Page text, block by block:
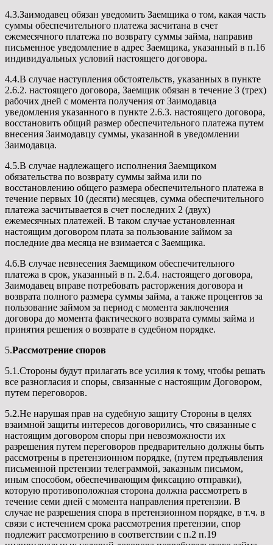
4.3.Заимодавец обязан уведомить Заемщика о том, какая часть
суммы обеспечительного платежа засчитана в счет
ежемесячного платежа по возврату суммы займа, направив
письменное уведомление в адрес Заемщика, указанный в п.16
индивидуальных условий настоящего договора.
4.4.В случае наступления обстоятельств, указанных в пункте
2.6.2. настоящего договора, Заемщик обязан в течение 3 (трех)
рабочих дней с момента получения от Заимодавца
уведомления указанного в пункте 2.6.3. настоящего договора,
восстановить общий размер обеспечительного платежа путем
внесения Заимодавцу суммы, указанной в уведомлении
Заимодавца.
4.5.В случае надлежащего исполнения Заемщиком
обязательства по возврату суммы займа или по
восстановлению общего размера обеспечительного платежа в
течение первых 10 (десяти) месяцев, сумма обеспечительного
платежа засчитывается в счет последних 2 (двух)
ежемесячных платежей. В таком случае установленная
настоящим договором плата за пользование займом за
последние два месяца не взимается с Заемщика.
4.6.В случае невнесения Заемщиком обеспечительного
платежа в срок, указанный в п. 2.6.4. настоящего договора,
Заимодавец вправе потребовать расторжения договора и
возврата полного размера суммы займа, а также процентов за
пользование займом за период с момента заключения
договора до момента фактического возврата суммы займа и
принятия решения о возврате в судебном порядке.
5.Рассмотрение споров
5.1.Стороны будут прилагать все усилия к тому, чтобы решать
все разногласия и споры, связанные с настоящим Договором,
путем переговоров.
5.2.Не нарушая прав на судебную защиту Стороны в целях
взаимной защиты интересов договорились, что связанные с
настоящим договором споры при невозможности их
разрешения путем переговоров предварительно должны быть
рассмотрены в претензионном порядке, (путем предъявления
письменной претензии телеграммой, заказным письмом,
иным способом, обеспечивающим фиксацию отправки),
которую противоположная сторона должна рассмотреть в
течение семи дней с момента направления претензии. В
случае не разрешения спора в претензионном порядке, в т.ч. в
связи с истечением срока рассмотрения претензии, спор
подлежит рассмотрению в соответствии с п.2 п.19